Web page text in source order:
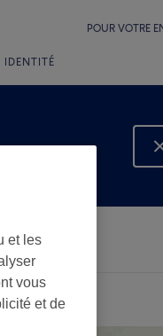
POUR VOTRE
IDENTITÉ
et les
vous
et de